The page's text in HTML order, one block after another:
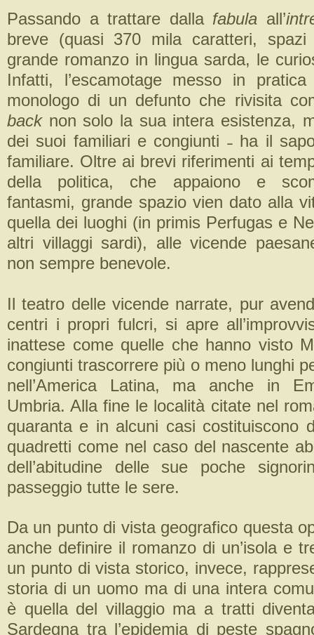
Passando a trattare dalla fabula all’
breve (quasi 370 mila caratteri, spazi
grande romanzo in lingua sarda, le
Infatti, l’escamotage messo in pratica
monologo di un defunto che rivisita
backnon solo la sua intera esistenza,
dei suoi familiari e congiunti ˗ ha il
familiare. Oltre ai brevi riferimenti ai
della politica, che appaiono e
fantasmi, grande spazio vien dato alla
quella dei luoghi (in primis Perfugas e
altri villaggi sardi), alle vicende
non sempre benevole.
Il teatro delle vicende narrate, pur
centri i propri fulcri, si apre
inattese come quelle che hanno visto
congiunti trascorrere più o meno lunghi
nell’America Latina, ma anche in
Umbria. Alla fine le località citate nel
quaranta e in alcuni casi costituiscono
quadretti come nel caso del nascente
dell’abitudine delle sue poche
passeggio tutte le sere.
Da un punto di vista geografico questa
anche definire il romanzo di un’isola e
un punto di vista storico, invece,
storia di un uomo ma di una intera
è quella del villaggio ma a tratti
Sardegna tra l’epidemia di peste